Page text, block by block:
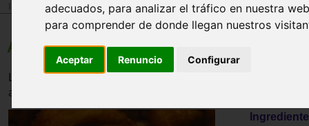
adecuados, para analizar el tráfico en nuestra
para comprender de donde llegan nuestros
Aceptar Renuncio Configurar
Recetas >Entrantes
Aros de cebolla
Los aros de cebolla son un buen entrante o aperitivo,
acompañar cualquier botana. Se sirven bien calientes y